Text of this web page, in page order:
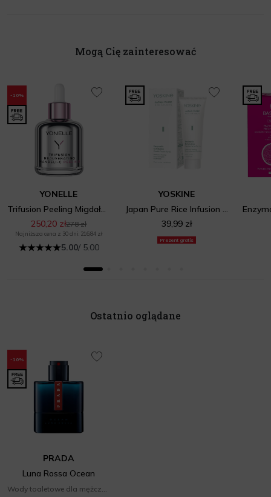
Mogą Cię zainteresować
-10%
YONELLE
Trifusion Peeling Migdałowy Z Witaminą C Odmładzający Wygląd Skóry
250,20 zł278 zł
Najniższa cena z 30 dni: 216,84 zł
5.00/ 5.00
Prezent gratis
YOSKINE
Japan Pure Rice Infusion Gentle Facial Scrub
39,99 zł
Ostatnio oglądane
-10%
PRADA
Luna Rossa Ocean